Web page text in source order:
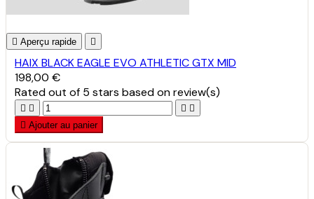
 Aperçu rapide 
HAIX BLACK EAGLE EVO ATHLETIC GTX MID
198,00 €
Ratedout of 5 stars based onreview(s)
   
 Ajouter au panier